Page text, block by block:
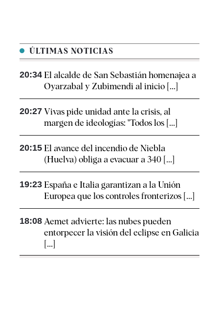
ÚLTIMAS NOTICIAS
20:34 El alcalde de San Sebastián homenajea a
Oyarzabal y Zubimendi al inicio [...]
20:27 Vivas pide unidad ante la crisis, al
margen de ideologías: "Todos los [...]
20:15 El avance del incendio de Niebla
(Huelva) obliga a evacuar a 340 [...]
19:23 España e Italia garantizan a la Unión
Europea que los controles fronterizos [...]
18:08 Aemet advierte: las nubes pueden
entorpecer la visión del eclipse en Galicia
[...]